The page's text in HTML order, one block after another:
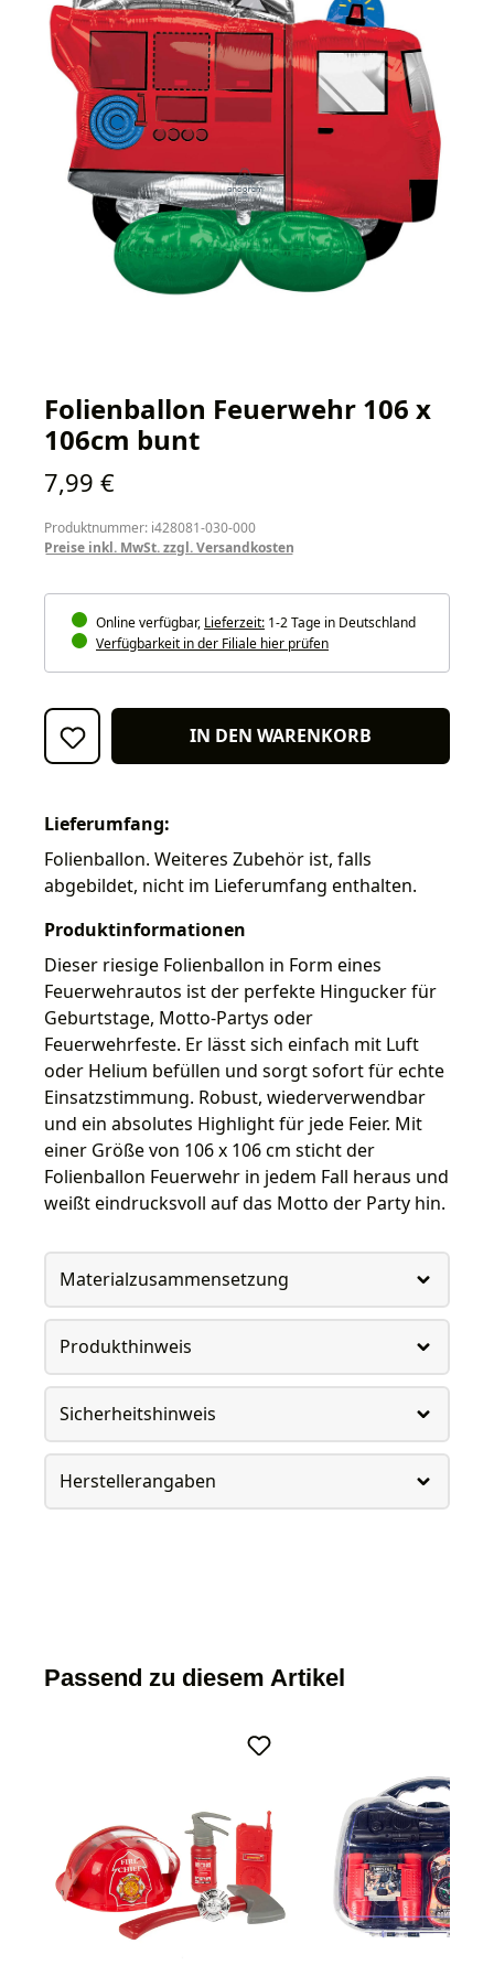
Folienballon Feuerwehr 106 x
106cm bunt
Regulärer Preis:
7,99 €
Produktnummer: i428081-030-000
Preise inkl. MwSt. zzgl. Versandkosten
Online verfügbar, Lieferzeit: 1-2 Tage in Deutschland
Verfügbarkeit in der Filiale hier prüfen
IN DEN WARENKORB
Lieferumfang:
Folienballon. Weiteres Zubehör ist, falls
abgebildet, nicht im Lieferumfang enthalten.
Produktinformationen
Dieser riesige Folienballon in Form eines
Feuerwehrautos ist der perfekte Hingucker für
Geburtstage, Motto-Partys oder
Feuerwehrfeste. Er lässt sich einfach mit Luft
oder Helium befüllen und sorgt sofort für echte
Einsatzstimmung. Robust, wiederverwendbar
und ein absolutes Highlight für jede Feier. Mit
einer Größe von 106 x 106 cm sticht der
Folienballon Feuerwehr in jedem Fall heraus und
weißt eindrucksvoll auf das Motto der Party hin.
Materialzusammensetzung
Produkthinweis
Sicherheitshinweis
Herstellerangaben
Passend zu diesem Artikel